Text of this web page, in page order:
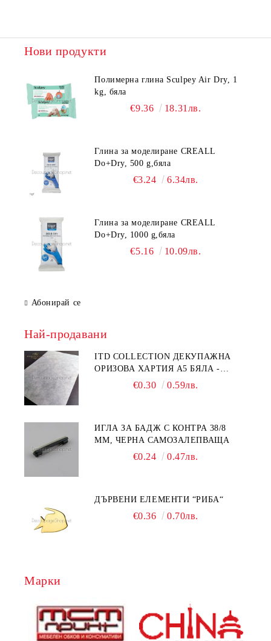
Нови продукти
Полимерна глина Sculpey Air Dry, 1
kg, бяла
€9.36 18.31лв.
Глина за моделиране CREALL
Do+Dry, 500 g,бяла
€3.24 6.34лв.
Глина за моделиране CREALL
Do+Dry, 1000 g,бяла
€5.16 10.09лв.
Абонирай се
Най-продавани
ITD COLLECTION ДЕКУПАЖНА
ОРИЗОВА ХАРТИЯ А5 БЯЛА -
€0.30 0.59лв.
ИГЛА ЗА БАДЖ С КОНТРА 38/8
ММ, ЧЕРНА САМОЗАЛЕПВАЩА
€0.24 0.47лв.
ДЪРВЕНИ ЕЛЕМЕНТИ “РИБА“
€0.36 0.70лв.
Марки